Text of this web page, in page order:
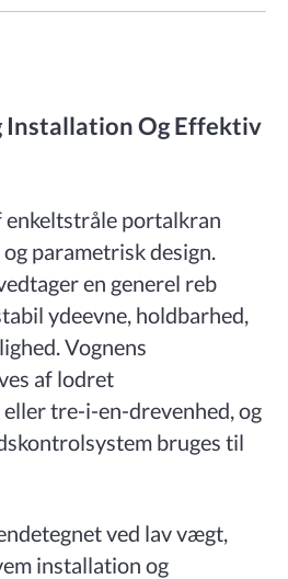
Installation Og Effektiv
enkeltstråle portalkran
parametrisk design.
en generel reb
ydeevne, holdbarhed,
Vognens
af lodret
tre-i-en-drevenhed, og
bruges til
ved lav vægt,
installation og